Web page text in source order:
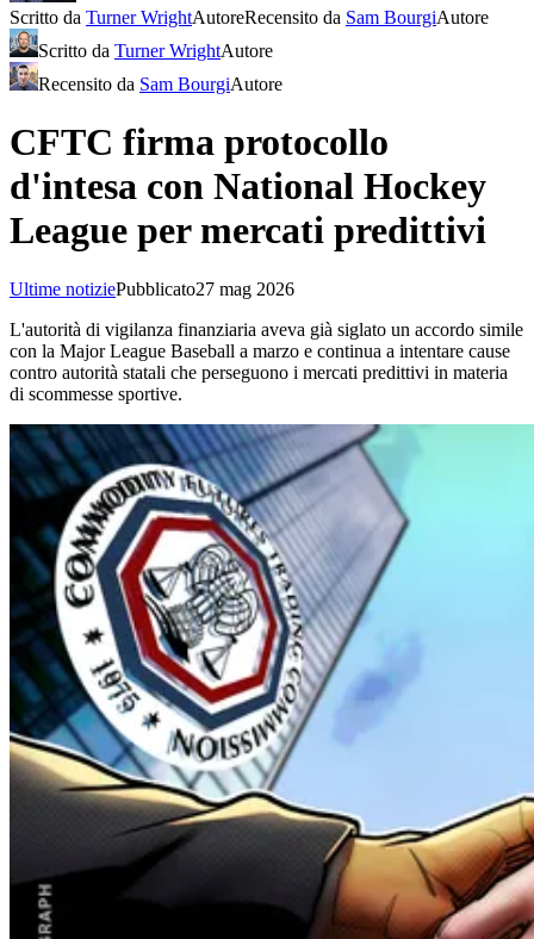
Scritto da Turner WrightAutoreRecensito da Sam BourgiAutore
Scritto da Turner WrightAutore
Recensito da Sam BourgiAutore
CFTC firma protocollo
d'intesa con National Hockey
League per mercati predittivi
Ultime notiziePubblicato27 mag 2026
L'autorità di vigilanza finanziaria aveva già siglato un accordo simile
con la Major League Baseball a marzo e continua a intentare cause
contro autorità statali che perseguono i mercati predittivi in materia
di scommesse sportive.